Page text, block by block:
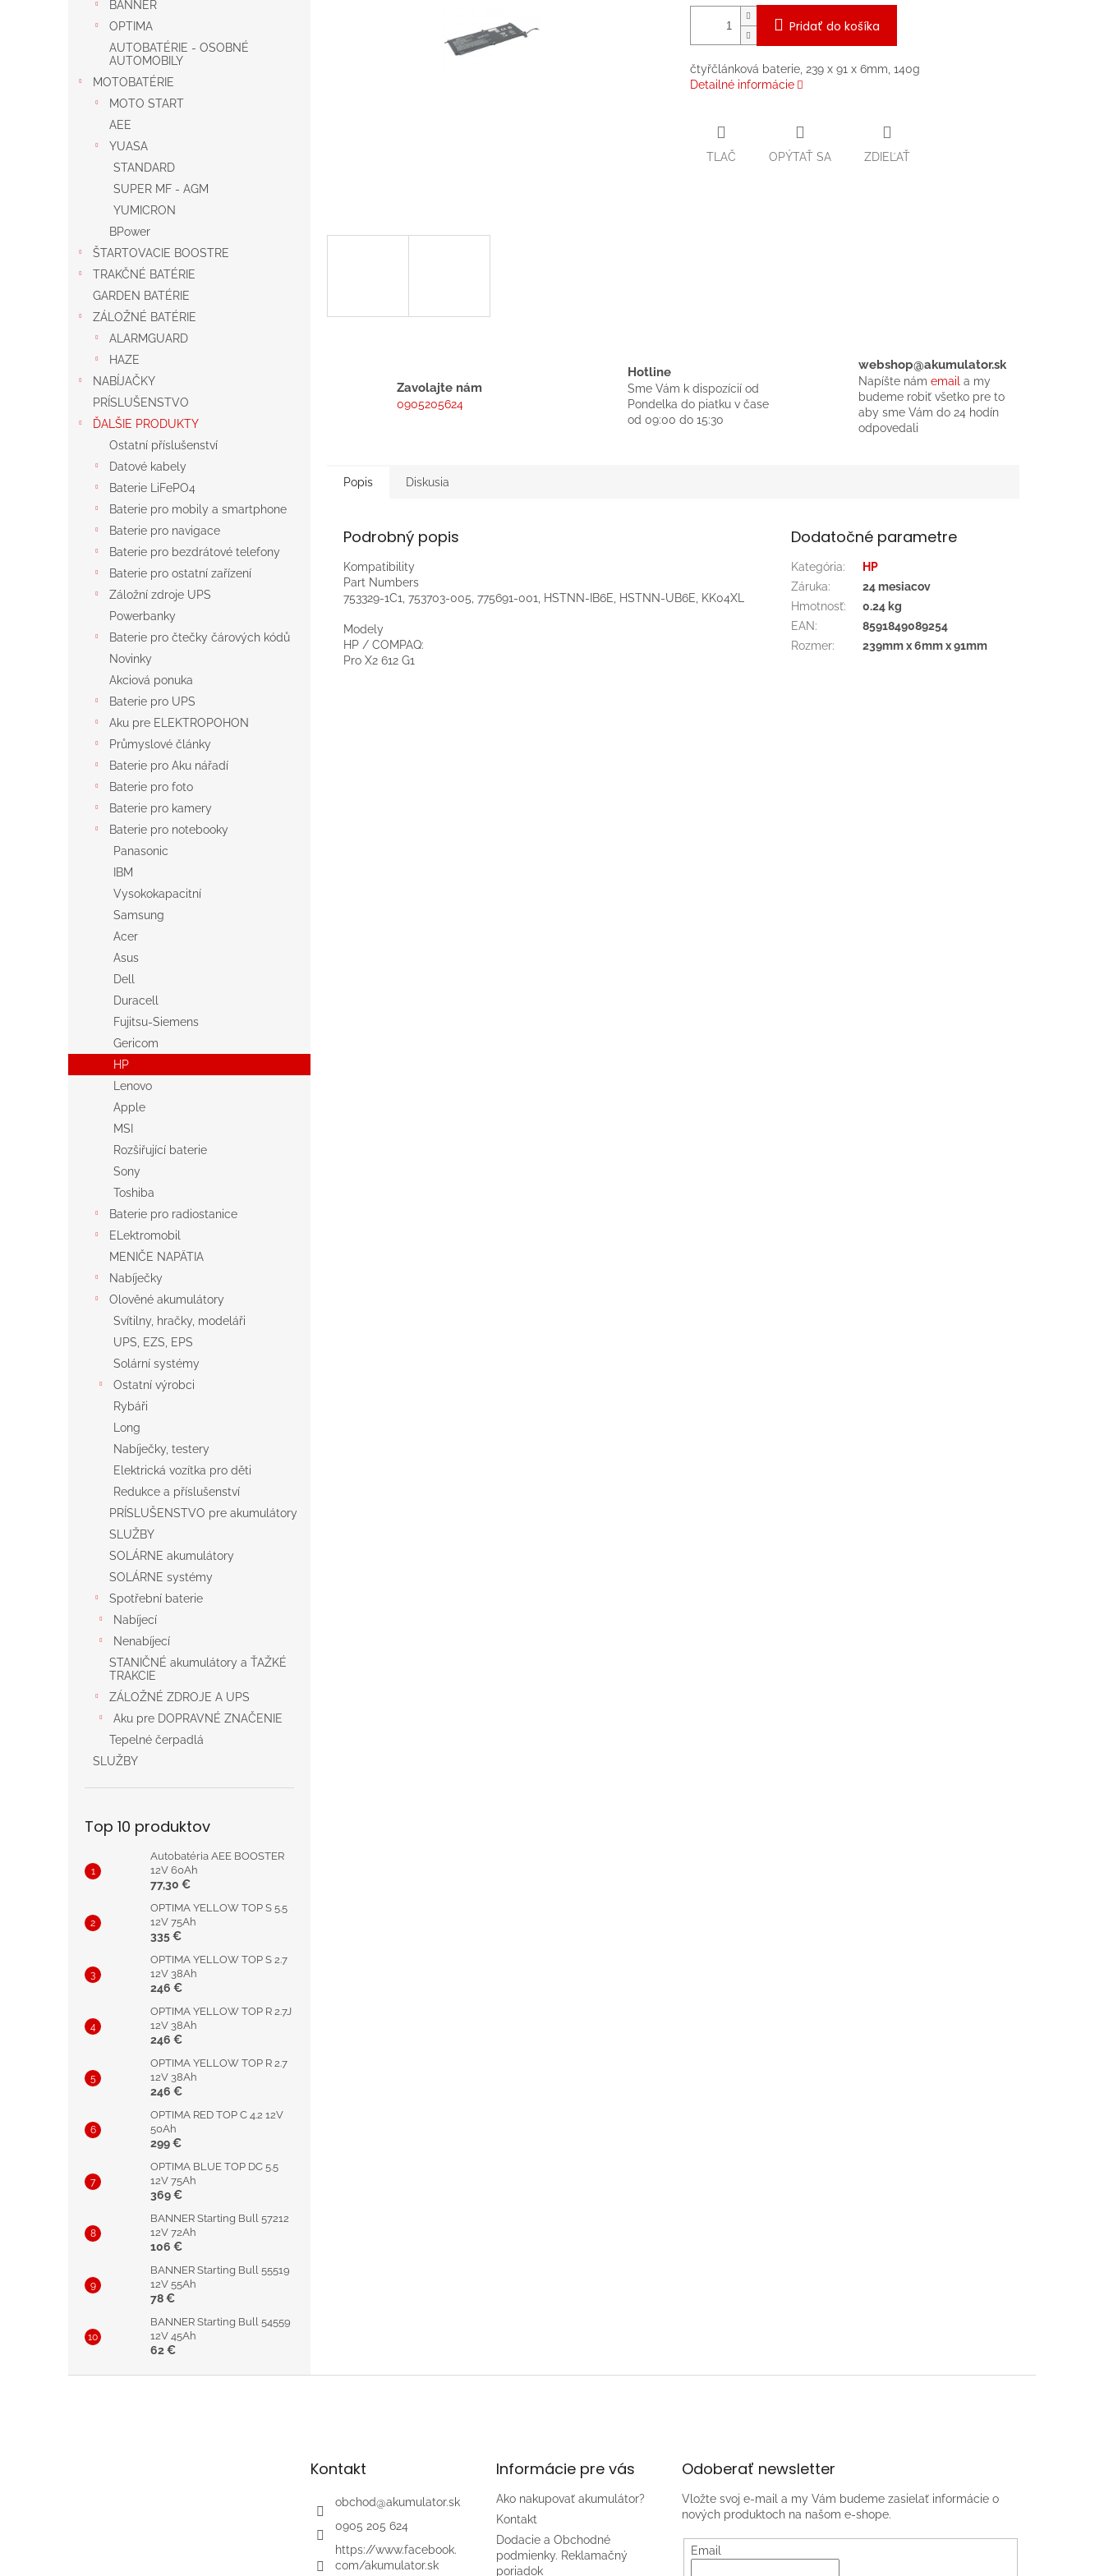
BANNER
OPTIMA
AUTOBATÉRIE - OSOBNÉ
AUTOMOBILY
MOTOBATÉRIE
MOTO START
AEE
YUASA
STANDARD
SUPER MF - AGM
YUMICRON
BPower
ŠTARTOVACIE BOOSTRE
TRAKČNÉ BATÉRIE
GARDEN BATÉRIE
ZÁLOŽNÉ BATÉRIE
ALARMGUARD
HAZE
NABÍJAČKY
PRÍSLUŠENSTVO
ĎALŠIE PRODUKTY
Ostatní příslušenství
Datové kabely
Baterie LiFePO4
Baterie pro mobily a smartphone
Baterie pro navigace
Baterie pro bezdrátové telefony
Baterie pro ostatní zařízení
Záložní zdroje UPS
Powerbanky
Baterie pro čtečky čárových kódů
Novinky
Akciová ponuka
Baterie pro UPS
Aku pre ELEKTROPOHON
Průmyslové články
Baterie pro Aku nářadí
Baterie pro foto
Baterie pro kamery
Baterie pro notebooky
Panasonic
IBM
Vysokokapacitní
Samsung
Acer
Asus
Dell
Duracell
Fujitsu-Siemens
Gericom
HP
Lenovo
Apple
MSI
Rozšiřující baterie
Sony
Toshiba
Baterie pro radiostanice
ELektromobil
MENIČE NAPÄTIA
Nabíječky
Olověné akumulátory
Svítilny, hračky, modeláři
UPS, EZS, EPS
Solární systémy
Ostatní výrobci
Rybáři
Long
Nabíječky, testery
Elektrická vozítka pro děti
Redukce a příslušenství
PRÍSLUŠENSTVO pre akumulátory
SLUŽBY
SOLÁRNE akumulátory
SOLÁRNE systémy
Spotřební baterie
Nabíjecí
Nenabíjecí
STANIČNÉ akumulátory a ŤAŽKÉ
TRAKCIE
ZÁLOŽNÉ ZDROJE A UPS
Aku pre DOPRAVNÉ ZNAČENIE
Tepelné čerpadlá
SLUŽBY
Top 10 produktov
Autobatéria AEE BOOSTER
12V 60Ah
77,30 €
OPTIMA YELLOW TOP S 5.5
12V 75Ah
335 €
OPTIMA YELLOW TOP S 2.7
12V 38Ah
246 €
OPTIMA YELLOW TOP R 2.7J
12V 38Ah
246 €
OPTIMA YELLOW TOP R 2.7
12V 38Ah
246 €
OPTIMA RED TOP C 4.2 12V
50Ah
299 €
OPTIMA BLUE TOP DC 5.5
12V 75Ah
369 €
BANNER Starting Bull 57212
12V 72Ah
106 €
BANNER Starting Bull 55519
12V 55Ah
78 €
BANNER Starting Bull 54559
12V 45Ah
62 €
Pridať do košíka
čtyřčlánková baterie, 239 x 91 x 6mm, 140g
Detailné informácie
TLAČ OPÝTAŤ SA ZDIEĽAŤ
Zavolajte nám
0905205624
Hotline
Sme Vám k dispozícií od
Pondelka do piatku v čase
od 09:00 do 15:30
webshop@akumulator.sk
Napíšte nám email a my
budeme robiť všetko pre to
aby sme Vám do 24 hodín
odpovedali
Popis Diskusia
Podrobný popis
Kompatibility
Part Numbers
753329-1C1, 753703-005, 775691-001, HSTNN-IB6E, HSTNN-UB6E, KK04XL
Modely
HP / COMPAQ:
Pro X2 612 G1
Dodatočné parametre
Kategória:
HP
Záruka:
24 mesiacov
Hmotnosť:
0.24 kg
EAN:
8591849089254
Rozmer: 239mm x 6mm x 91mm
Kontakt
obchod@akumulator.sk
0905 205 624
https://www.facebook.
com/akumulator.sk
Informácie pre vás
Ako nakupovať akumulátor?
Kontakt
Dodacie a Obchodné
podmienky. Reklamačný
poriadok
Odoberať newsletter
Vložte svoj e-mail a my Vám budeme zasielať informácie o
nových produktoch na našom e-shope.
Email